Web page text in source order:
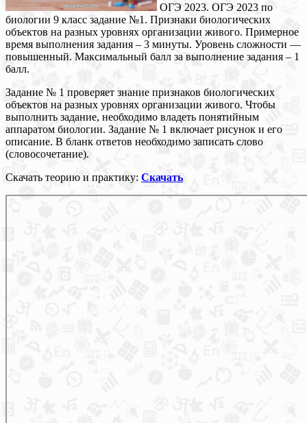
ОГЭ 2023. ОГЭ 2023 по
биологии 9 класс задание №1. Признаки биологических
объектов на разных уровнях организации живого. Примерное
время выполнения задания – 3 минуты. Уровень сложности —
повышенный. Максимальный балл за выполнение задания – 1
балл.
Задание № 1 проверяет знание признаков биологических
объектов на разных уровнях организации живого. Чтобы
выполнить задание, необходимо владеть понятийным
аппаратом биологии. Задание № 1 включает рисунок и его
описание. В бланк ответов необходимо записать слово
(словосочетание).
Скачать теорию и практику: Скачать